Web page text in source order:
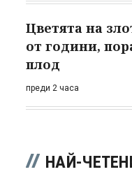
Цветята на
от години,
плод
преди 2 часа
НАЙ-